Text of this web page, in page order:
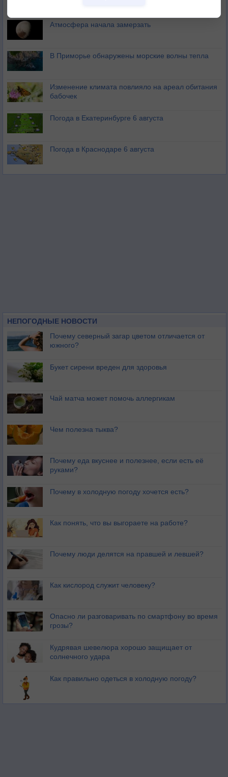
Атмосфера начала замерзать
В Приморье обнаружены морские волны тепла
Изменение климата повлияло на ареал обитания
бабочек
Погода в Екатеринбурге 6 августа
Погода в Краснодаре 6 августа
НЕПОГОДНЫЕ НОВОСТИ
Почему северный загар цветом отличается от
южного?
Букет сирени вреден для здоровья
Чай матча может помочь аллергикам
Чем полезна тыква?
Почему еда вкуснее и полезнее, если есть её
руками?
Почему в холодную погоду хочется есть?
Как понять, что вы выгораете на работе?
Почему люди делятся на правшей и левшей?
Как кислород служит человеку?
Опасно ли разговаривать по смартфону во время
грозы?
Кудрявая шевелюра хорошо защищает от
солнечного удара
Как правильно одеться в холодную погоду?